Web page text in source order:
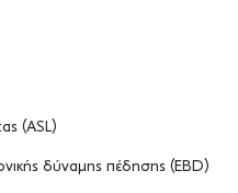
(ASL)
δύναμης πέδησης (EBD)